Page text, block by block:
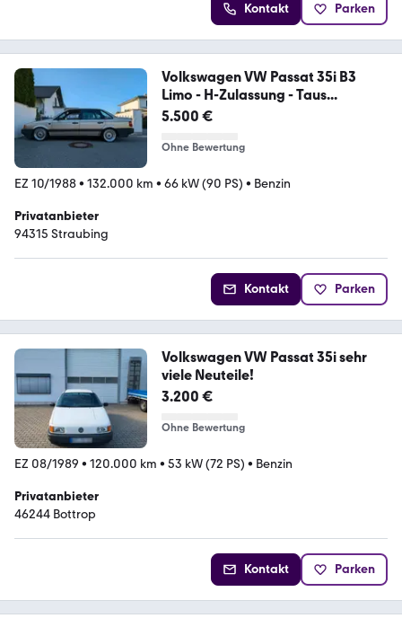
Kontakt Parken
Volkswagen VW Passat 35i B3
Limo - H-Zulassung - Taus...
5.500 €
Ohne Bewertung
EZ 10/1988• 132.000 km • 66 kW (90 PS) • Benzin
Privatanbieter
94315 Straubing
Kontakt Parken
Volkswagen VW Passat 35i sehr
viele Neuteile!
3.200 €
Ohne Bewertung
EZ 08/1989 • 120.000 km • 53 kW (72 PS) • Benzin
Privatanbieter
46244 Bottrop
Kontakt Parken